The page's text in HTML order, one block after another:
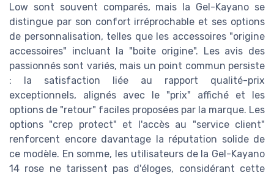
Low sont souvent comparés, mais la Gel-Kayano se
distingue par son confort irréprochable et ses options
de personnalisation, telles que les accessoires "origine
accessoires" incluant la "boite origine". Les avis des
passionnés sont variés, mais un point commun persiste
: la satisfaction liée au rapport qualité-prix
exceptionnels, alignés avec le "prix" affiché et les
options de "retour" faciles proposées par la marque. Les
options "crep protect" et l'accès au "service client"
renforcent encore davantage la réputation solide de
ce modèle. En somme, les utilisateurs de la Gel-Kayano
14 rose ne tarissent pas d'éloges, considérant cette